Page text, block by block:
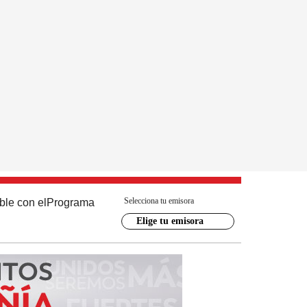
con el Programa Selecciona tu emisora
Elige tu emisora